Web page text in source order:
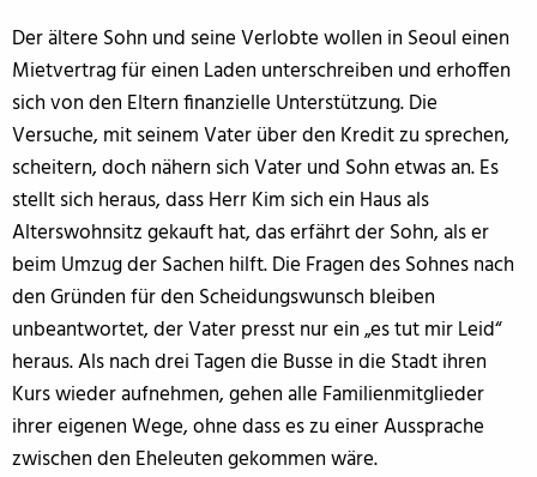
Der ältere Sohn und seine Verlobte wollen in Seoul einen
Mietvertrag für einen Laden unterschreiben und erhoffen
sich von den Eltern finanzielle Unterstützung. Die
Versuche, mit seinem Vater über den Kredit zu sprechen,
scheitern, doch nähern sich Vater und Sohn etwas an. Es
stellt sich heraus, dass Herr Kim sich ein Haus als
Alterswohnsitz gekauft hat, das erfährt der Sohn, als er
beim Umzug der Sachen hilft. Die Fragen des Sohnes nach
den Gründen für den Scheidungswunsch bleiben
unbeantwortet, der Vater presst nur ein „es tut mir Leid“
heraus. Als nach drei Tagen die Busse in die Stadt ihren
Kurs wieder aufnehmen, gehen alle Familienmitglieder
ihrer eigenen Wege, ohne dass es zu einer Aussprache
zwischen den Eheleuten gekommen wäre.